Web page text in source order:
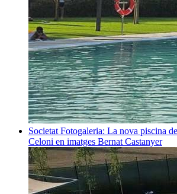
Societat Fotogaleria: La nova piscina
Celoni en imatges Bernat Castanyer